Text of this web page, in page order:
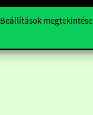
Beállítások megtekintése